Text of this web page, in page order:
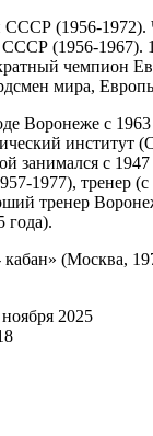
СССР (1956-1972).
СССР (1956-1967).
чемпион
мира,
Воронеже с
институт
занимался с 1947
1977), тренер
тренер
года).
(Москва,
2025